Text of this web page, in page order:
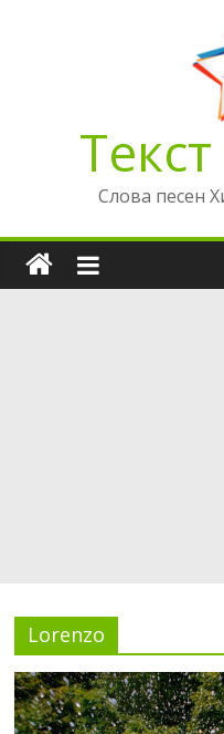
Слова песен
Lorenzo